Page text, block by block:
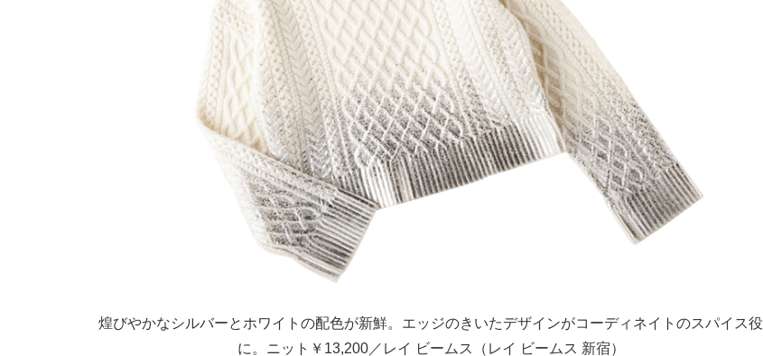
煌びやかなシルバーとホワイトの配色が新鮮。エッジのきいたデザインがコーディネイトのスパイス役
に。ニット￥13,200／レイ ビームス（レイ ビームス 新宿）